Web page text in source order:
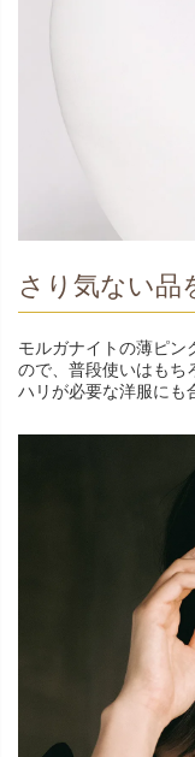
さり気ない品
モルガナイトの薄ピン
ので、普段使いはもち
ハリが必要な洋服にも